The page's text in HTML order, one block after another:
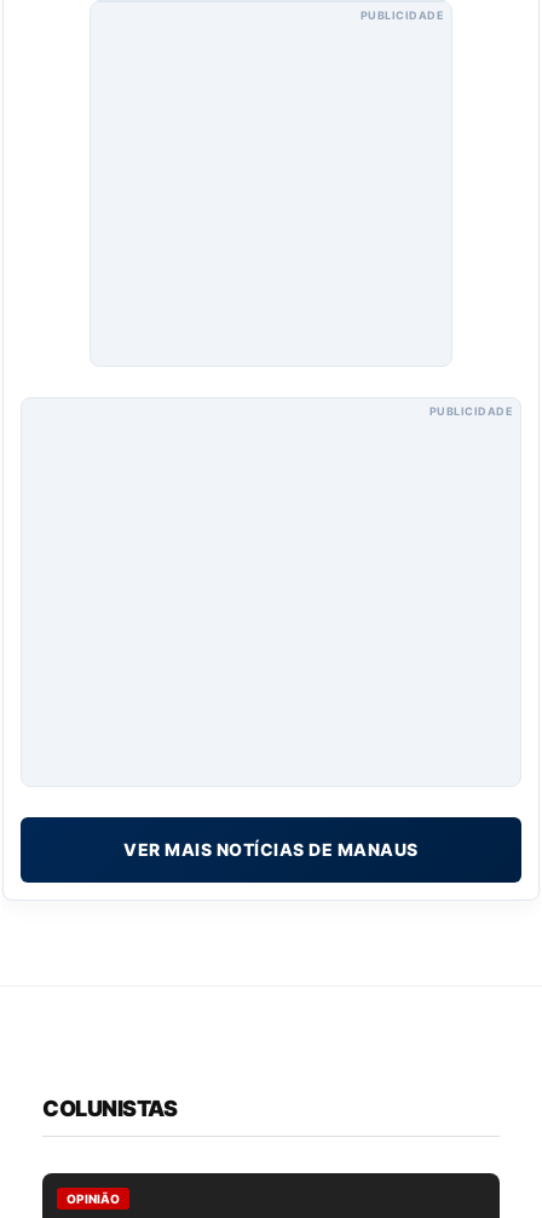
PUBLICIDADE
PUBLICIDADE
VER MAIS NOTÍCIAS DE MANAUS
COLUNISTAS
OPINIÃO